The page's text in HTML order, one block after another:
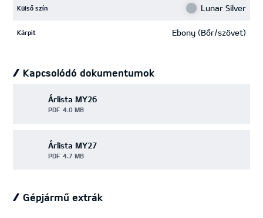
Külső szín Lunar Silver
Kárpit Ebony (Bőr/szövet)
Kapcsolódó dokumentumok
Árlista MY26
PDF 4.0 MB
Árlista MY27
PDF 4.7 MB
Gépjármű extrák